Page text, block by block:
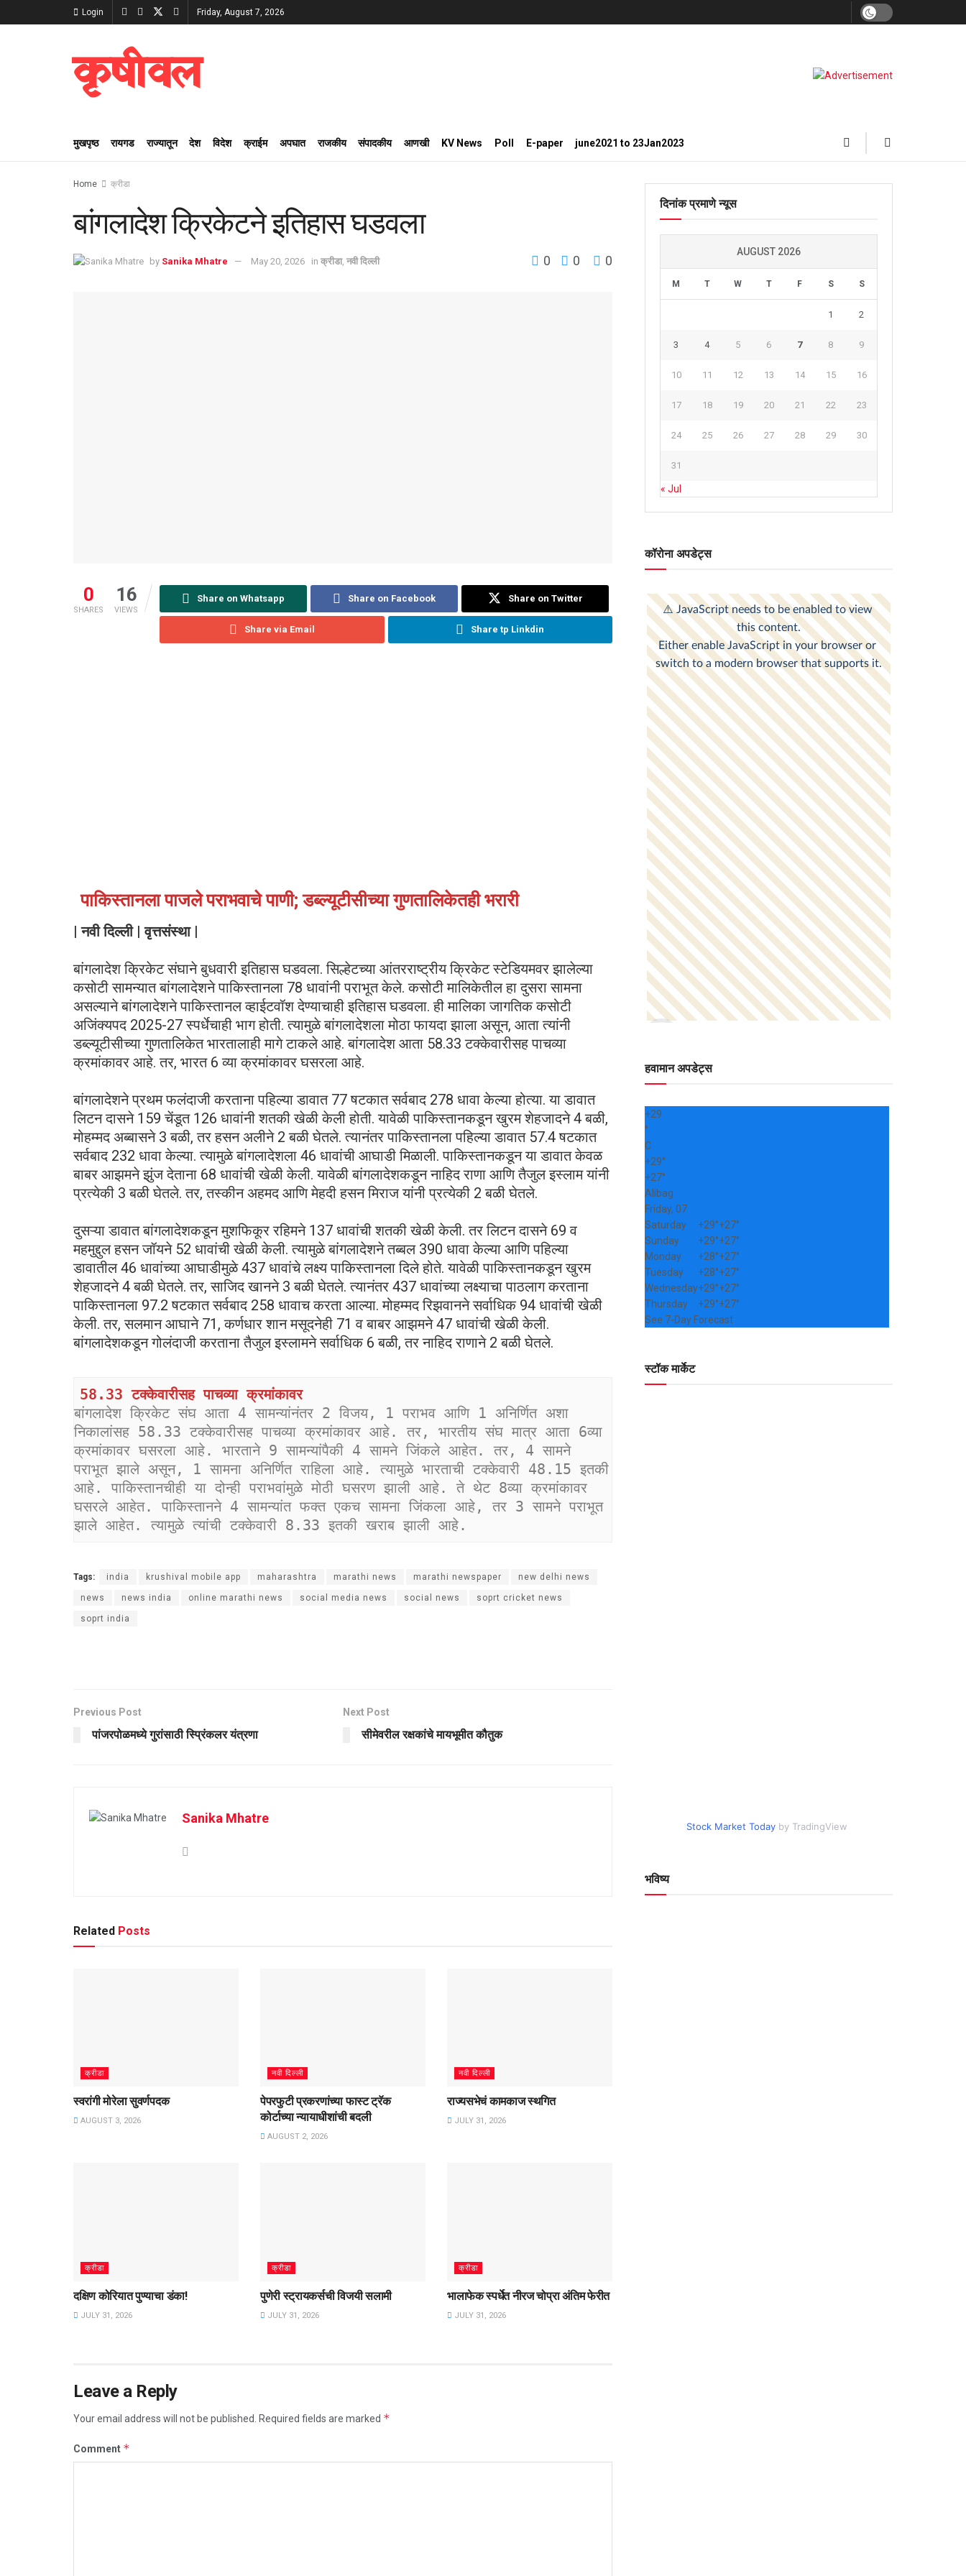
Login Friday, August 7, 2026
कृषीवल
मुखपृष्ठ रायगड राज्यातून देश विदेश क्राईम अपघात राजकीय संपादकीय आणखी KV News Poll E-paper june2021 to 23Jan2023
Home क्रीडा
बांगलादेश क्रिकेटने इतिहास घडवला
by Sanika Mhatre May 20, 2026 in क्रीडा, नवी दिल्ली 0 0 0
0
SHARES
16
VIEWS
Share on Whatsapp Share on Facebook Share on Twitter
Share via Email Share tp Linkdin
पाकिस्तानला पाजले पराभवाचे पाणी; डब्ल्यूटीसीच्या गुणतालिकेतही भरारी
| नवी दिल्ली | वृत्तसंस्था |
बांगलादेश क्रिकेट संघाने बुधवारी इतिहास घडवला. सिल्हेटच्या आंतरराष्ट्रीय क्रिकेट स्टेडियमवर झालेल्या
कसोटी सामन्यात बांगलादेशने पाकिस्तानला 78 धावांनी पराभूत केले. कसोटी मालिकेतील हा दुसरा सामना
असल्याने बांगलादेशने पाकिस्तानल व्हाईटवॉश देण्याचाही इतिहास घडवला. ही मालिका जागतिक कसोटी
अजिंक्यपद 2025-27 स्पर्धेचाही भाग होती. त्यामुळे बांगलादेशला मोठा फायदा झाला असून, आता त्यांनी
डब्ल्यूटीसीच्या गुणतालिकेत भारतालाही मागे टाकले आहे. बांगलादेश आता 58.33 टक्केवारीसह पाचव्या
क्रमांकावर आहे. तर, भारत 6 व्या क्रमांकावर घसरला आहे.
बांगलादेशने प्रथम फलंदाजी करताना पहिल्या डावात 77 षटकात सर्वबाद 278 धावा केल्या होत्या. या डावात
लिटन दासने 159 चेंडूत 126 धावांनी शतकी खेळी केली होती. यावेळी पाकिस्तानकडून खुरम शेहजादने 4 बळी,
मोहम्मद अब्बासने 3 बळी, तर हसन अलीने 2 बळी घेतले. त्यानंतर पाकिस्तानला पहिल्या डावात 57.4 षटकात
सर्वबाद 232 धावा केल्या. त्यामुळे बांगलादेशला 46 धावांची आघाडी मिळाली. पाकिस्तानकडून या डावात केवळ
बाबर आझमने झुंज देताना 68 धावांची खेळी केली. यावेळी बांगलादेशकडून नाहिद राणा आणि तैजुल इस्लाम यांनी
प्रत्येकी 3 बळी घेतले. तर, तस्कीन अहमद आणि मेहदी हसन मिराज यांनी प्रत्येकी 2 बळी घेतले.
दुसऱ्या डावात बांगलादेशकडून मुशफिकूर रहिमने 137 धावांची शतकी खेळी केली. तर लिटन दासने 69 व
महमुद्दुल हसन जॉयने 52 धावांची खेळी केली. त्यामुळे बांगलादेशने तब्बल 390 धावा केल्या आणि पहिल्या
डावातील 46 धावांच्या आघाडीमुळे 437 धावांचे लक्ष्य पाकिस्तानला दिले होते. यावेळी पाकिस्तानकडून खुरम
शेहजादने 4 बळी घेतले. तर, साजिद खानने 3 बळी घेतले. त्यानंतर 437 धावांच्या लक्ष्याचा पाठलाग करताना
पाकिस्तानला 97.2 षटकात सर्वबाद 258 धावाच करता आल्या. मोहम्मद रिझवानने सर्वाधिक 94 धावांची खेळी
केली. तर, सलमान आघाने 71, कर्णधार शान मसूदनेही 71 व बाबर आझमने 47 धावांची खेळी केली.
बांगलादेशकडून गोलंदाजी करताना तैजुल इस्लामने सर्वाधिक 6 बळी, तर नाहिद राणाने 2 बळी घेतले.
58.33 टक्केवारीसह पाचव्या क्रमांकावर
बांगलादेश क्रिकेट संघ आता 4 सामन्यांनंतर 2 विजय, 1 पराभव आणि 1 अनिर्णित अशा
निकालांसह 58.33 टक्केवारीसह पाचव्या क्रमांकावर आहे. तर, भारतीय संघ मात्र आता 6व्या
क्रमांकावर घसरला आहे. भारताने 9 सामन्यांपैकी 4 सामने जिंकले आहेत. तर, 4 सामने
पराभूत झाले असून, 1 सामना अनिर्णित राहिला आहे. त्यामुळे भारताची टक्केवारी 48.15 इतकी
आहे. पाकिस्तानचीही या दोन्ही पराभवांमुळे मोठी घसरण झाली आहे. ते थेट 8व्या क्रमांकावर
घसरले आहेत. पाकिस्तानने 4 सामन्यांत फक्त एकच सामना जिंकला आहे, तर 3 सामने पराभूत
झाले आहेत. त्यामुळे त्यांची टक्केवारी 8.33 इतकी खराब झाली आहे.
Tags: india krushival mobile app maharashtra marathi news marathi newspaper new delhi news
news news india online marathi news social media news social news soprt cricket news
soprt india
Previous Post
पांजरपोळमध्ये गुरांसाठी स्प्रिंकलर यंत्रणा
Next Post
सीमेवरील रक्षकांचे मायभूमीत कौतुक
Sanika Mhatre
Related Posts
क्रीडा
स्वरांगी मोरेला सुवर्णपदक
AUGUST 3, 2026
नवी दिल्ली
पेपरफुटी प्रकरणांच्या फास्ट ट्रॅक
कोर्टाच्या न्यायाधीशांची बदली
AUGUST 2, 2026
नवी दिल्ली
राज्यसभेचं कामकाज स्थगित
JULY 31, 2026
क्रीडा
दक्षिण कोरियात पुण्याचा डंका!
JULY 31, 2026
क्रीडा
पुणेरी स्ट्रायकर्सची विजयी सलामी
JULY 31, 2026
क्रीडा
भालाफेक स्पर्धेत नीरज चोप्रा अंतिम फेरीत
JULY 31, 2026
Leave a Reply
Your email address will not be published. Required fields are marked *
Comment *
दिनांक प्रमाणे न्यूस
AUGUST 2026
M T W T F S S
1 2
3 4 5 6 7 8 9
10 11 12 13 14 15 16
17 18 19 20 21 22 23
24 25 26 27 28 29 30
31
« Jul
कॉरोना अपडेट्स
हवामान अपडेट्स
+29
°
C
+29°
+27°
Alibag
Friday, 07
Saturday
+29°+27°
Sunday
+29°+27°
Monday
+28°+27°
Tuesday
+28°+27°
Wednesday+29°+27°
Thursday
+29°+27°
See 7-Day Forecast
स्टॉक मार्केट
Stock Market Today by TradingView
भविष्य